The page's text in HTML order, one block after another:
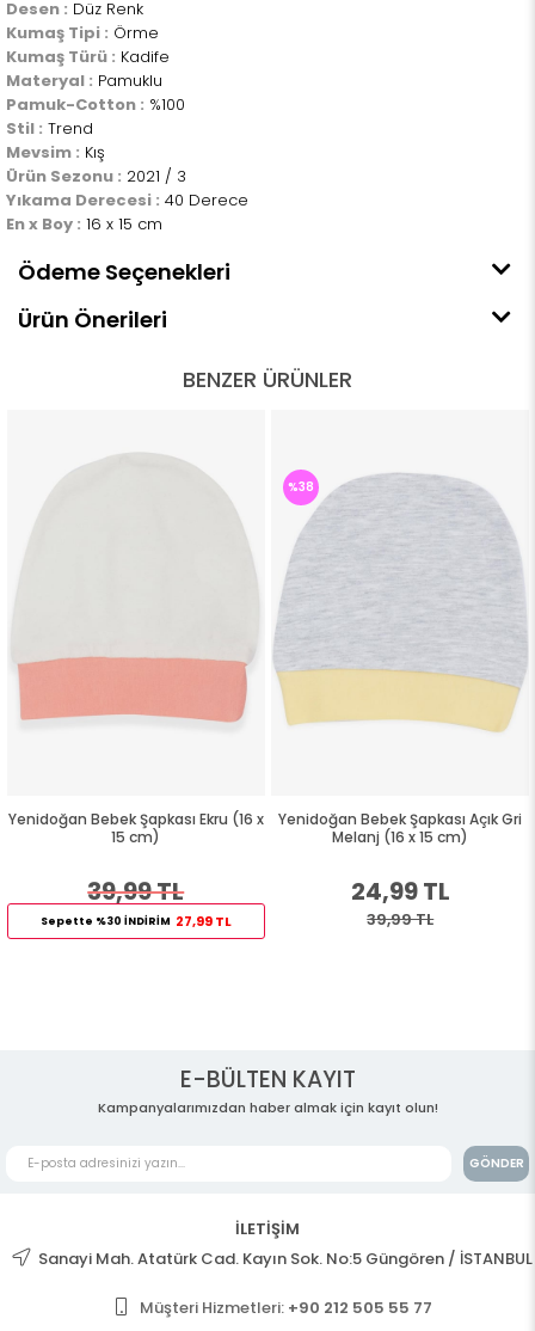
Desen : Düz Renk
Kumaş Tipi : Örme
Kumaş Türü : Kadife
Materyal : Pamuklu
Pamuk-Cotton : %100
Stil : Trend
Mevsim : Kış
Ürün Sezonu : 2021 / 3
Yıkama Derecesi : 40 Derece
En x Boy : 16 x 15 cm
Ödeme Seçenekleri
Ürün Önerileri
BENZER ÜRÜNLER
Yenidoğan Bebek Şapkası Ekru (16 x
15 cm)
39,99 TL
Sepette %30 İNDİRİM 27,99 TL
Yenidoğan Bebek Şapkası Açık Gri
Melanj (16 x 15 cm)
24,99 TL
39,99 TL
%38
E-BÜLTEN KAYIT
Kampanyalarımızdan haber almak için kayıt olun!
GÖNDER
İLETİŞİM
Sanayi Mah. Atatürk Cad. Kayın Sok. No:5 Güngören / İSTANBUL
Müşteri Hizmetleri: +90 212 505 55 77